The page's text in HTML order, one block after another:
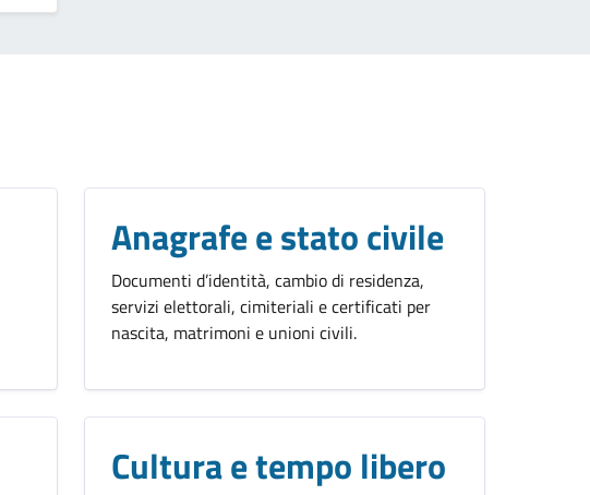
Anagrafe e stato civile
Documenti d’identità, cambio di residenza,
servizi elettorali, cimiteriali e certificati per
nascita, matrimoni e unioni civili.
Cultura e tempo libero